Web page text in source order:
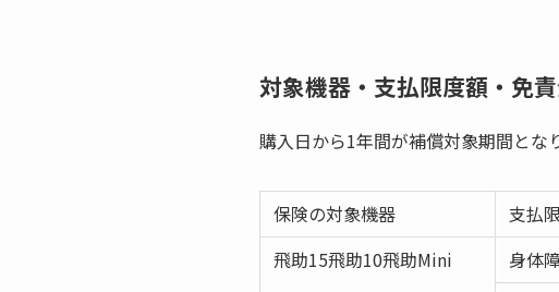
対象機器・支払限度額・免
購入日から1年間が補償対象期間とな
保険の対象機器 支払
飛助15飛助10飛助Mini
身体